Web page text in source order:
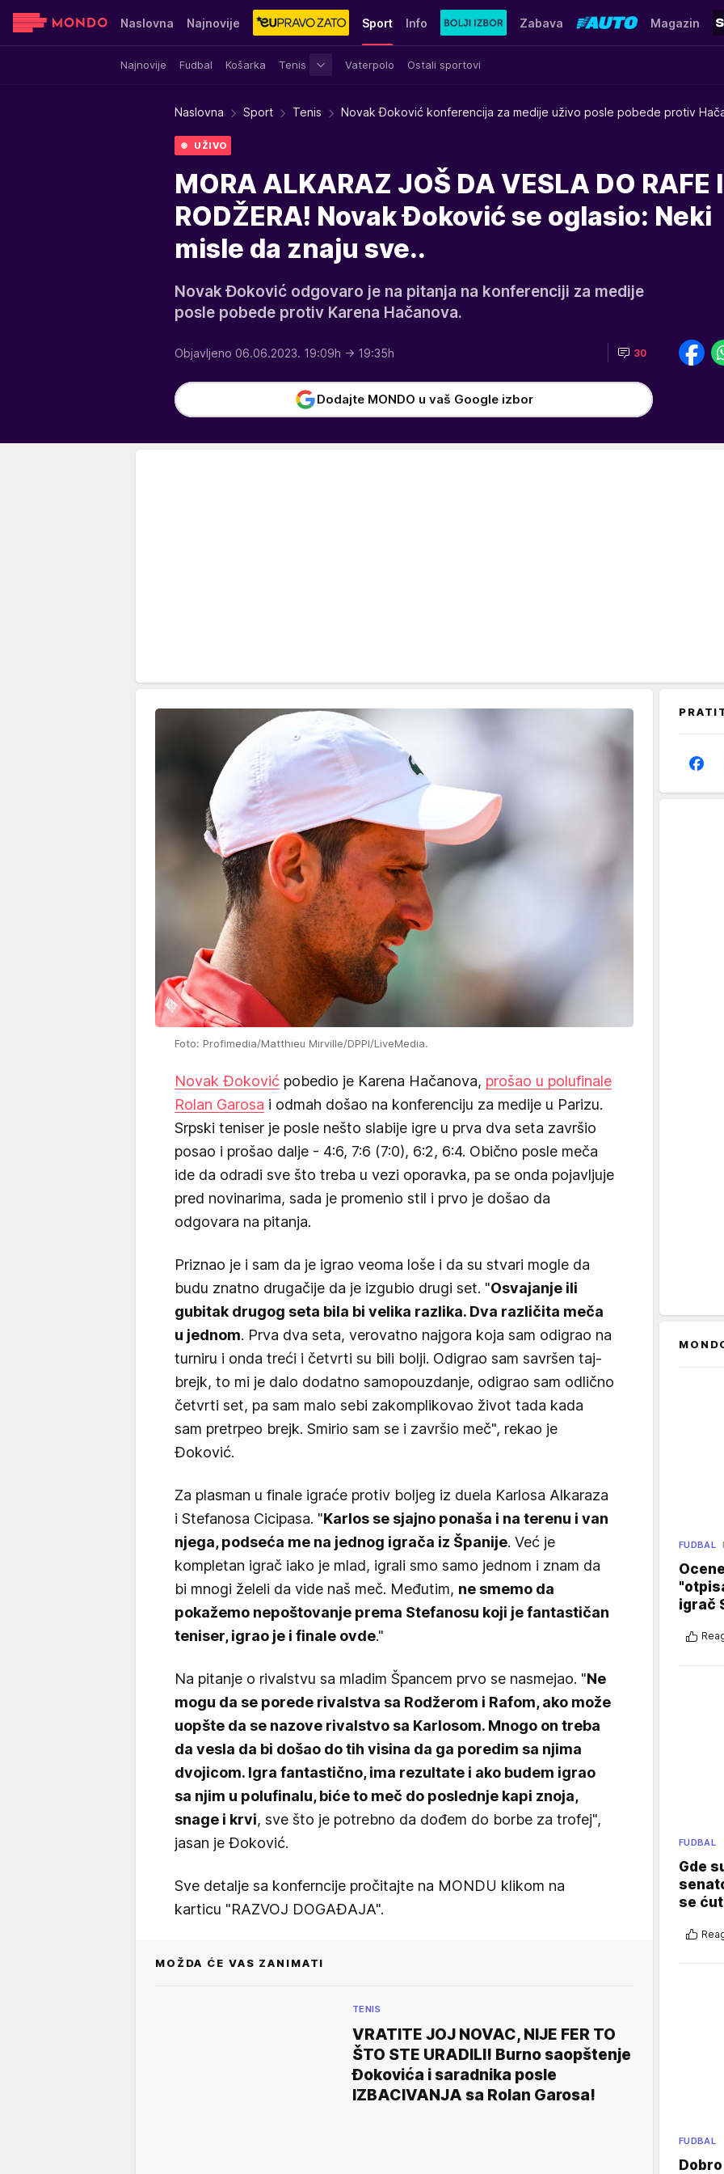
Naslovna Najnovije Sport
Najnovije Fudbal Košarka Tenis Vaterpolo Ostali sportovi
Info Zabava Magazin
Sensa Stvar ukusa Yumama
Naslovna Sport Tenis Novak Đoković konferencija za medije uživo posle pobede protiv
UŽIVO
MORA ALKARAZ JOŠ DA VESLA DO RAFE I
RODŽERA! Novak Đoković se oglasio: Neki
misle da znaju sve..
Novak Đoković odgovaro je na pitanja na konferenciji za medije
posle pobede protiv Karena Hačanova.
Objavljeno 06.06.2023. 19:09h → 19:35h 30
Dodajte MONDO u vaš Google izbor
Foto: Profimedia/Matthieu Mirville/DPPI/LiveMedia.
Novak Đoković pobedio je Karena Hačanova, prošao u polufinale
Rolan Garosa i odmah došao na konferenciju za medije u Parizu.
Srpski teniser je posle nešto slabije igre u prva dva seta završio
posao i prošao dalje - 4:6, 7:6 (7:0), 6:2, 6:4. Obično posle meča
ide da odradi sve što treba u vezi oporavka, pa se onda pojavljuje
pred novinarima, sada je promenio stil i prvo je došao da
odgovara na pitanja.
Priznao je i sam da je igrao veoma loše i da su stvari mogle da
budu znatno drugačije da je izgubio drugi set. "Osvajanje ili
gubitak drugog seta bila bi velika razlika. Dva različita meča
u jednom. Prva dva seta, verovatno najgora koja sam odigrao na
turniru i onda treći i četvrti su bili bolji. Odigrao sam savršen taj-
brejk, to mi je dalo dodatno samopouzdanje, odigrao sam odlično
četvrti set, pa sam malo sebi zakomplikovao život tada kada
sam pretrpeo brejk. Smirio sam se i završio meč", rekao je
Đoković.
Za plasman u finale igraće protiv boljeg iz duela Karlosa Alkaraza
i Stefanosa Cicipasa. "Karlos se sjajno ponaša i na terenu i van
njega, podseća me na jednog igrača iz Španije. Već je
kompletan igrač iako je mlad, igrali smo samo jednom i znam da
bi mnogi želeli da vide naš meč. Međutim, ne smemo da
pokažemo nepoštovanje prema Stefanosu koji je fantastičan
teniser, igrao je i finale ovde."
Na pitanje o rivalstvu sa mladim Špancem prvo se nasmejao. "Ne
mogu da se porede rivalstva sa Rodžerom i Rafom, ako može
uopšte da se nazove rivalstvo sa Karlosom. Mnogo on treba
da vesla da bi došao do tih visina da ga poredim sa njima
dvojicom. Igra fantastično, ima rezultate i ako budem igrao
sa njim u polufinalu, biće to meč do poslednje kapi znoja,
snage i krvi, sve što je potrebno da dođem do borbe za trofej",
jasan je Đoković.
Sve detalje sa konferncije pročitajte na MONDU klikom na
karticu "RAZVOJ DOGAĐAJA".
MOŽDA ĆE VAS ZANIMATI
TENIS
VRATITE JOJ NOVAC, NIJE FER TO
ŠTO STE URADILI! Burno saopštenje
Đokovića i saradnika posle
IZBACIVANJA sa Rolan Garosa!
FUDBAL
igrač
FUDBAL
Gde
se
FUDBAL